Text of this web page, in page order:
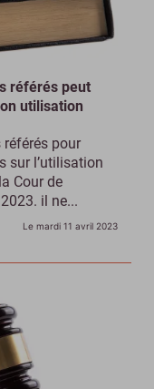
référés peut
utilisation
référés pour
sur l’utilisation
Cour de
il ne...
Le mardi 11 avril 2023